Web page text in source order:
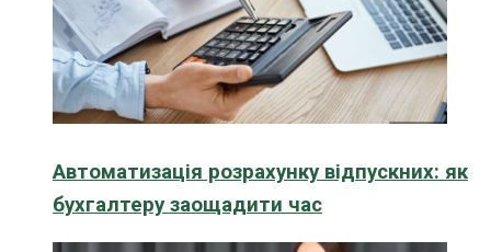
Автоматизація розрахунку відпускних: як
бухгалтеру заощадити час